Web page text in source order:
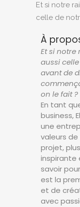
Et si notre
celle de
À
Et si notre
aussi
avant de
on le fait ?
En tant
business,
une
valeurs
projet,
inspirante
savoir
est la
et de
avec